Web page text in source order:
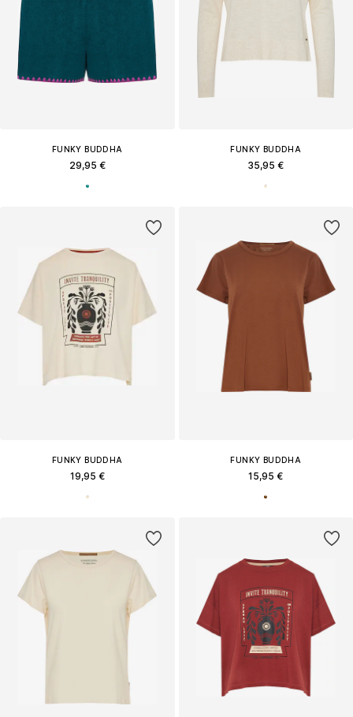
FUNKY BUDDHA
29,95 €
FUNKY BUDDHA
35,95 €
FUNKY BUDDHA
19,95 €
FUNKY BUDDHA
15,95 €